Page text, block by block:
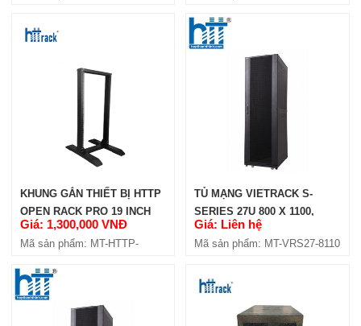
KHUNG GẮN THIẾT BỊ HTTP
OPEN RACK PRO 19 INCH
27U-D720 - ĐƠN
Giá: 1,300,000 VNĐ
Mã sản phẩm: MT-HTTP-
TỦ MẠNG VIETRACK S-
SERIES 27U 800 X 1100,
BLACK (VRS27-8110)
Giá: Liên hệ
Mã sản phẩm: MT-VRS27-8110